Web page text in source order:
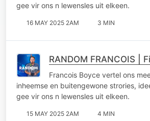
gee vir ons n lewensles uit elkeen.
16 MAY 2025 2AM 3 MIN
RANDOM FRANCOIS |
Francois Boyce vertel ons
inheemse en buitengewone strories,
gee vir ons n lewensles uit elkeen.
15 MAY 2025 2AM 4 MIN